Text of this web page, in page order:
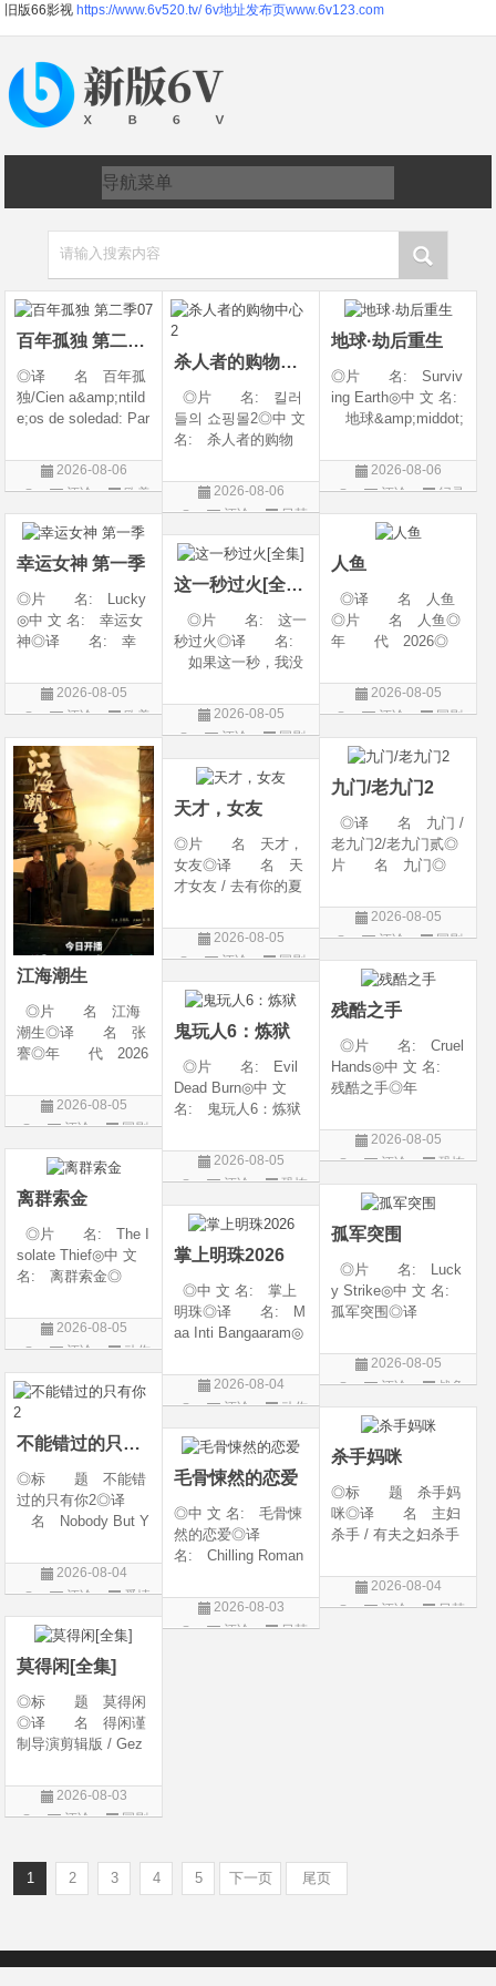
旧版66影视 https://www.6v520.tv/ 6v地址发布页www.6v123.com
请输入搜索内容
百年孤独 第二季07
◎译 名 百年孤
独/Cien a&amp;ntild
e;os de soledad: Par
ears of Solitude/One
Hundred Years of So
寂/百年孤寂：第一
部(台)/百年孤
2026-08-06
评论
欧美
剧
杀人者的购物中心2
◎片 名: 킬러
들의 쇼핑몰2◎中 文
名: 杀人者的购物
A Shop for Killers S
2 / A Shop for Killers
代: 2026◎产
地: 韩国
2026-08-06
评论
日韩
剧
地球·劫后重生
◎片 名: Surviv
ing Earth◎中 文 名:
地球&amp;middot;
名: 幸存地球◎
年 代: 2026◎
类 别: 纪录片
◎语 言: 英语
◎上映
2026-08-06
评论
纪录
片
幸运女神 第一季
◎片 名: Lucky
◎中 文 名: 幸运女
神◎译 名: 幸
6◎产 地: 美国
◎类 别: 剧情 /
英语◎上映日期: 2
026-07-15(美国)
2026-08-05
评论
欧美
剧
人鱼
◎译 名 人鱼
◎片 名 人鱼◎
年 代 2026◎
◎类 别 剧情 /
悬疑◎语 言 汉
期 2026-08-04(中国
大陆)◎IMDb链接 t
2026-08-05
评论
国剧
这一秒过火[全集]
◎片 名: 这一
秒过火◎译 名:
如果这一秒，我没
年 代: 2026◎
产 地: 中国大
情 / 爱情◎语 言:
汉语普通话◎上映
2026-08-05
评论
国剧
江海潮生
◎片 名 江海
潮生◎译 名 张
謇◎年 代 2026
陆◎类 别 传记
/ 历史 / 古装◎语
上映日期 2026-07-
20(中国大陆)◎
2026-08-05
评论
国剧
九门/老九门2
◎译 名 九门 /
老九门2/老九门贰◎
片 名 九门◎
产 地 中国大陆
◎类 别 剧情 /
言 汉语普通话◎上
映日期 2026-07
2026-08-05
评论
国剧
天才，女友
◎片 名 天才，
女友◎译 名 天
才女友 / 去有你的夏
年 代 2026◎
产 地 中国大陆
爱情◎语 言 汉
语普通话◎上映日期
2026-08-05
评论
国剧
残酷之手
◎片 名: Cruel
Hands◎中 文 名:
残酷之手◎年
地: 澳大利亚◎
类 别: 惊悚 / 恐
语◎上映日期: 202
6-07-24(澳大利亚)
2026-08-05
评论
恐怖
片
鬼玩人6：炼狱
◎片 名: Evil
Dead Burn◎中 文
名: 鬼玩人6：炼狱
焚场(台) / 鬼玩人6：
燃烧 / 鬼玩人崛起衍
2026◎产 地:
美国◎类 别:
2026-08-05
评论
恐怖
片
离群索金
◎片 名: The I
solate Thief◎中 文
名: 离群索金◎
产 地: 美国◎
类 别: 西部◎
上映日期: 2026-07-
10(美国)◎IMDb评分
2026-08-05
评论
动作
片
孤军突围
◎片 名: Luck
y Strike◎中 文 名:
孤军突围◎译
年 代: 2026◎
产 地: 美国◎
作 / 战争◎语 言:
英语◎上映日
2026-08-05
评论
战争
片
掌上明珠2026
◎中 文 名: 掌上
明珠◎译 名: M
aa Inti Bangaaram◎
产 地: 印度◎
类 别: 动作 / 惊
卢固语 Telugu◎上映
日期: 2026-06
2026-08-04
评论
动作
片
不能错过的只有你2
◎标 题 不能错
过的只有你2◎译
名 Nobody But Y
26◎产 地 中国
大陆◎类 别 喜
言 汉语普通话◎上
映日期 2026-04-1
2026-08-04
评论
爱情
片
杀手妈咪
◎标 题 杀手妈
咪◎译 名 主妇
杀手 / 有夫之妇杀手
ler / A Bona Fide Kill
er◎年 代 2026
2026-08-04
评论
日韩
毛骨悚然的恋爱
◎中 文 名: 毛骨悚
然的恋爱◎译
名: Chilling Roman
e: Find Me / Spellbo
und / Spooky in Lov
2026-08-03
评论
日韩
莫得闲[全集]
◎标 题 莫得闲
◎译 名 得闲谨
制导演剪辑版 / Gez
2026◎产 地 中
国大陆◎类 别
话 / 南京方
2026-08-03
评论
国剧
1 2 3 4 5 下一页 尾页